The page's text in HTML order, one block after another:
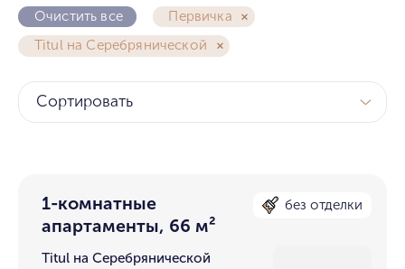
Очистить все
Первичка
Titul на Серебрянической
Сортировать
1-комнатные
апартаменты, 66 м²
без отделки
Titul на Серебрянической